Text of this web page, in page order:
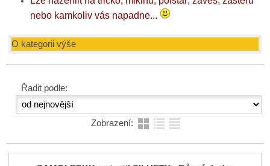
nebo kamkoliv vás napadne...
O kategorii výše
Řadit podle:
Zobrazení: